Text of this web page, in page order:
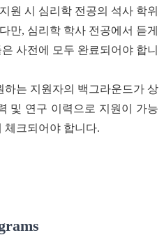
원 시 심리학 전공의 석사 학위
만, 심리학 학사 전공에서 듣게
사전에 모두 완료되어야 합니
하는 지원자의 백그라운드가 상
및 연구 이력으로 지원이 가능
체크되어야 합니다.